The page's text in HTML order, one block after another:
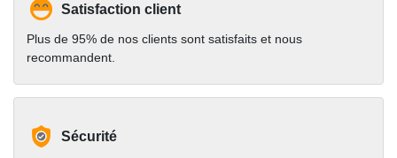
Satisfaction client
Plus de 95% de nos clients sont satisfaits et nous
recommandent.
Sécurité